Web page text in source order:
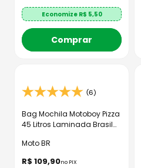
Economize R$ 5,50
Comprar
(6)
Bag Mochila Motoboy Pizza
45 Litros Laminada Brasil
Moto BR
R$ 109,90no PIX